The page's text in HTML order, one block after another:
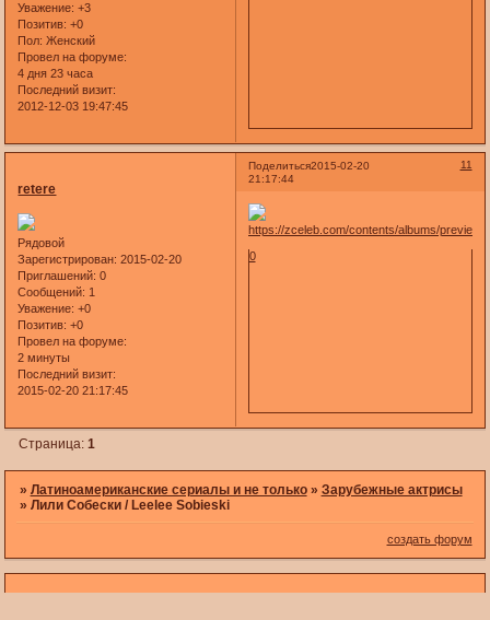
Уважение: +3
Позитив: +0
Пол: Женский
Провел на форуме:
4 дня 23 часа
Последний визит:
2012-12-03 19:47:45
Поделиться 11
2015-02-20
21:17:44
retere
Рядовой
Зарегистрирован: 2015-02-20
Приглашений: 0
Сообщений: 1
Уважение: +0
Позитив: +0
Провел на форуме:
2 минуты
Последний визит:
2015-02-20 21:17:45
0
Страница: 1
» Латиноамериканские сериалы и не только » Зарубежные актрисы
» Лили Собески / Leelee Sobieski
создать форум